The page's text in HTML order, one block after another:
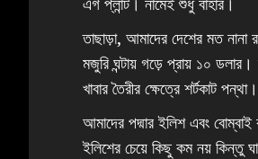
তাছাড়া, আমাদের দেশের মত নানা
মজুরি ঘন্টায় গড়ে প্রায় ১০ ডলার।
খাবার তৈরীর ক্ষেত্রে শর্টকাট পন্থা।
আমাদের পদ্মার ইলিশ এবং
ইলিশের চেয়ে কিছু কম নয় কিন্তু